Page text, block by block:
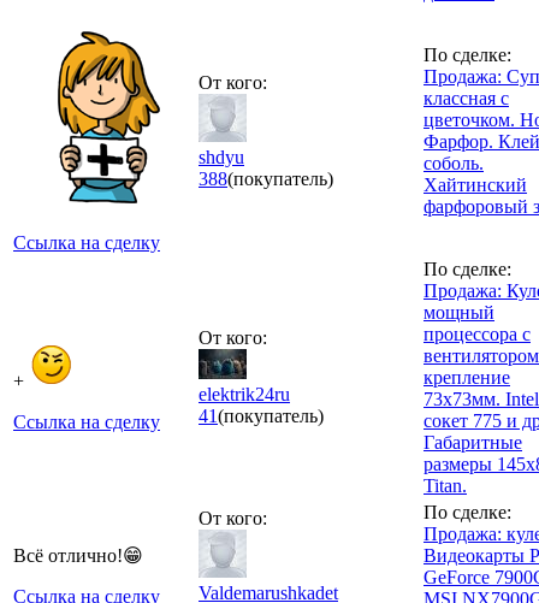
Ссылка на сделку
От кого:
shdyu
388(покупатель)
По сделке:
Продажа:
классная с
цветочком.
Фарфор.
соболь.
Хайтинский
фарфоровый
+
Ссылка на сделку
От кого:
elektrik24ru
41(покупатель)
По сделке:
Продажа:
мощный
процессора с
вентилятором
крепление
73х73мм. Intel
сокет 775 и
Габаритные
размеры
Titan.
Всё отлично!😁
Ссылка на сделку
От кого:
Valdemarushkadet
По сделке:
Продажа:
Видеокарты
GeForce
MSI